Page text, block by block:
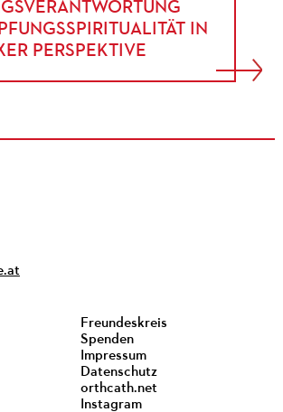
IN
PERSPEKTIVE
Freundeskreis
Spenden
Impressum
Datenschutz
orthcath.net
Instagram